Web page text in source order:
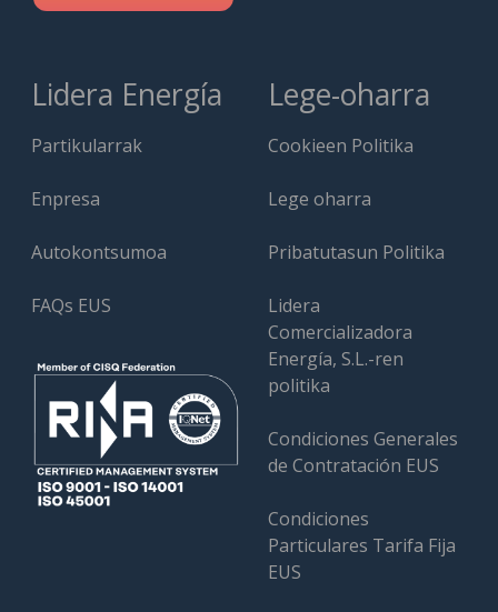
Lidera Energía
Partikularrak
Enpresa
Autokontsumoa
FAQs EUS
Lege-oharra
Cookieen Politika
Lege oharra
Pribatutasun Politika
Lidera
Comercializadora
Energía, S.L.-ren
politika
Condiciones Generales
de Contratación EUS
Condiciones
Particulares Tarifa Fija
EUS